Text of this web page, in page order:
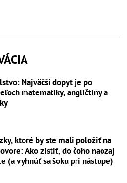
Najväčší dopyt je po
matematiky, angličtiny a
ktoré by ste mali položiť na
Ako zistiť, do čoho naozaj
(a vyhnúť sa šoku pri nástupe)